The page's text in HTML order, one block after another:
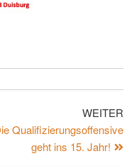
WEITER
Qualifizierungsoffensive
geht ins 15. Jahr!